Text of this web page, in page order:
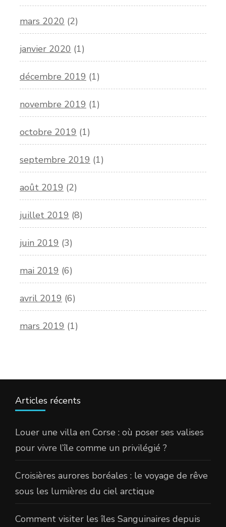
mars 2020 (2)
janvier 2020 (1)
décembre 2019 (1)
novembre 2019 (1)
octobre 2019 (1)
septembre 2019 (1)
août 2019 (2)
juillet 2019 (8)
juin 2019 (3)
mai 2019 (6)
avril 2019 (6)
mars 2019 (1)
Articles récents
Louer une villa en Corse : où poser ses valises
pour vivre l’île comme un privilégié ?
Croisières aurores boréales : le voyage de rêve
sous les lumières du ciel arctique
Comment visiter les îles Sanguinaires depuis